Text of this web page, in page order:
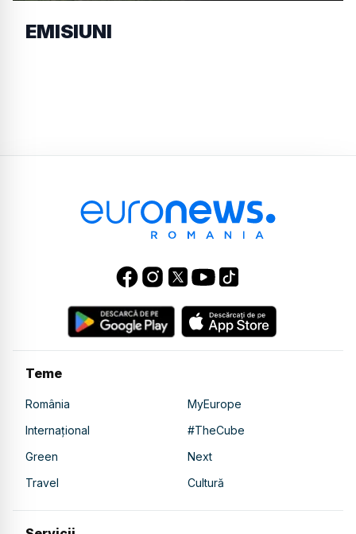
EMISIUNI
Teme
România
MyEurope
Internațional
#TheCube
Green
Next
Travel
Cultură